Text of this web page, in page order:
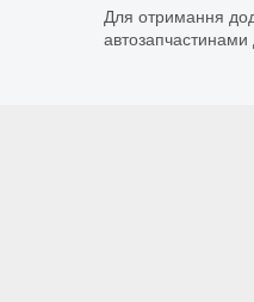
Для отримання